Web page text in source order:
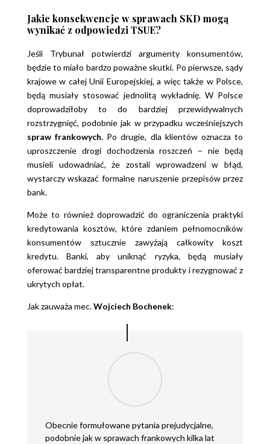
Jakie konsekwencje w sprawach SKD mogą
wynikać z odpowiedzi TSUE?
Jeśli Trybunał potwierdzi argumenty konsumentów,
będzie to miało bardzo poważne skutki. Po pierwsze, sądy
krajowe w całej Unii Europejskiej, a więc także w Polsce,
będą musiały stosować jednolitą wykładnię. W Polsce
doprowadziłoby to do bardziej przewidywalnych
rozstrzygnięć, podobnie jak w przypadku wcześniejszych
spraw frankowych. Po drugie, dla klientów oznacza to
uproszczenie drogi dochodzenia roszczeń – nie będą
musieli udowadniać, że zostali wprowadzeni w błąd,
wystarczy wskazać formalne naruszenie przepisów przez
bank.
Może to również doprowadzić do ograniczenia praktyki
kredytowania kosztów, które zdaniem pełnomocników
konsumentów sztucznie zawyżają całkowity koszt
kredytu. Banki, aby uniknąć ryzyka, będą musiały
oferować bardziej transparentne produkty i rezygnować z
ukrytych opłat.
Jak zauważa mec.Wojciech Bochenek:
Obecnie formułowane pytania prejudycjalne,
podobnie jak w sprawach frankowych kilka lat